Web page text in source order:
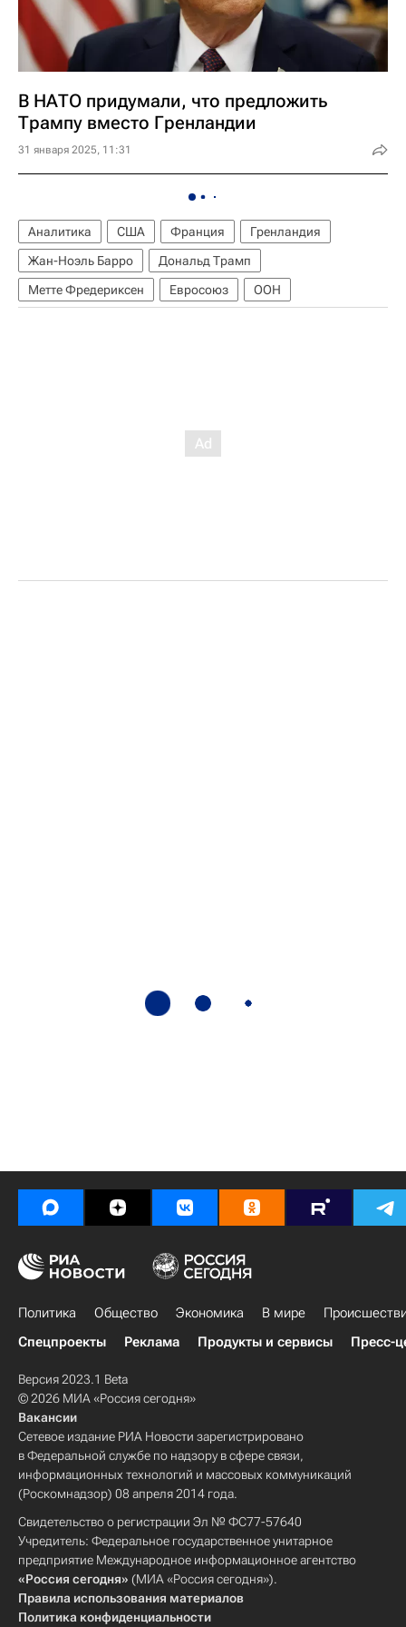
В НАТО придумали, что предложить
Трампу вместо Гренландии
31 января 2025, 11:31
Аналитика США Франция
Гренландия
Жан-Ноэль Барро
Дональд Трамп
Метте Фредериксен
Евросоюз ООН
Политика Общество Экономика В мире
Спецпроекты
Реклама Продукты и сервисы Пресс-
Версия 2023.1 Beta
© 2026 МИА «Россия сегодня»
Вакансии
Сетевое издание РИА Новости зарегистрировано
в Федеральной службе по надзору в сфере связи,
информационных технологий и массовых коммуникаций
(Роскомнадзор) 08 апреля 2014 года.
Свидетельство о регистрации Эл № ФС77-57640
Учредитель: Федеральное государственное унитарное
предприятие Международное информационное агентство
«Россия сегодня» (МИА «Россия сегодня»).
Правила использования материалов
Политика конфиденциальности